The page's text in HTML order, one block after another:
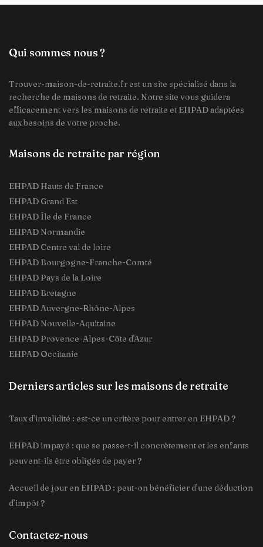
Qui sommes nous ?
Trouver-maison-de-retraite.fr est un site spécialisé dans la
recherche de maisons de retraite. Notre site vous guidera
efficacement vers les maisons de retraite et EHPAD adaptées
aux besoins de votre proche.
Maisons de retraite par région
EHPAD Hauts de France
EHPAD Grand Est
EHPAD Île de France
EHPAD Normandie
EHPAD Centre val de loire
EHPAD Bourgogne-Franche-Comté
EHPAD Pays de la Loire
EHPAD Bretagne
EHPAD Auvergne-Rhône-Alpes
EHPAD Nouvelle-Aquitaine
EHPAD Provence-Alpes-Côte d'Azur
EHPAD Occitanie
Derniers articles sur les maisons de retraite
Taux d’invalidité : est-ce un critère pour entrer en EHPAD ?
EHPAD impayé : que se passe-t-il concrètement et les enfants
peuvent-ils être obligés de payer ?
Accueil de jour en EHPAD : peut-on bénéficier d’une déduction
d’impôt ?
Contactez-nous